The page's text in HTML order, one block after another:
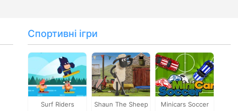
Спортивні ігри
Surf Riders
Shaun The Sheep
Minicars Soccer